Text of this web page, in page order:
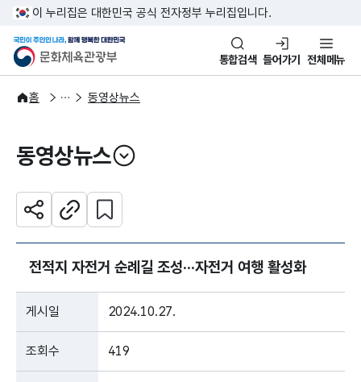
본문 바로가기
주메뉴 바로가기
이 누리집은 대한민국 공식 전자정부 누리집입니다.
문화체육관광부
국민이 주인인 나라, 함께 행복
통합검색 들어가기 전체메뉴
홈
알림·소식
보도·뉴스 동영상뉴스
동영상뉴스
열기
공유하기주소복사
관심 콘텐츠 설정하기
전적지 자전거 순례길 조성···자전거 여행 활성화
게시일 2024.10.27.
조회수 419